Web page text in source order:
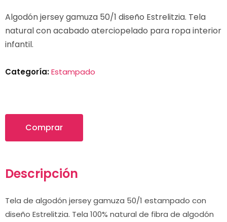
Algodón jersey gamuza 50/1 diseño Estrelitzia. Tela
natural con acabado aterciopelado para ropa interior
infantil.
Categoría:Estampado
Comprar
Descripción
Tela de algodón jersey gamuza 50/1 estampado con
diseño Estrelitzia. Tela 100% natural de fibra de algodón